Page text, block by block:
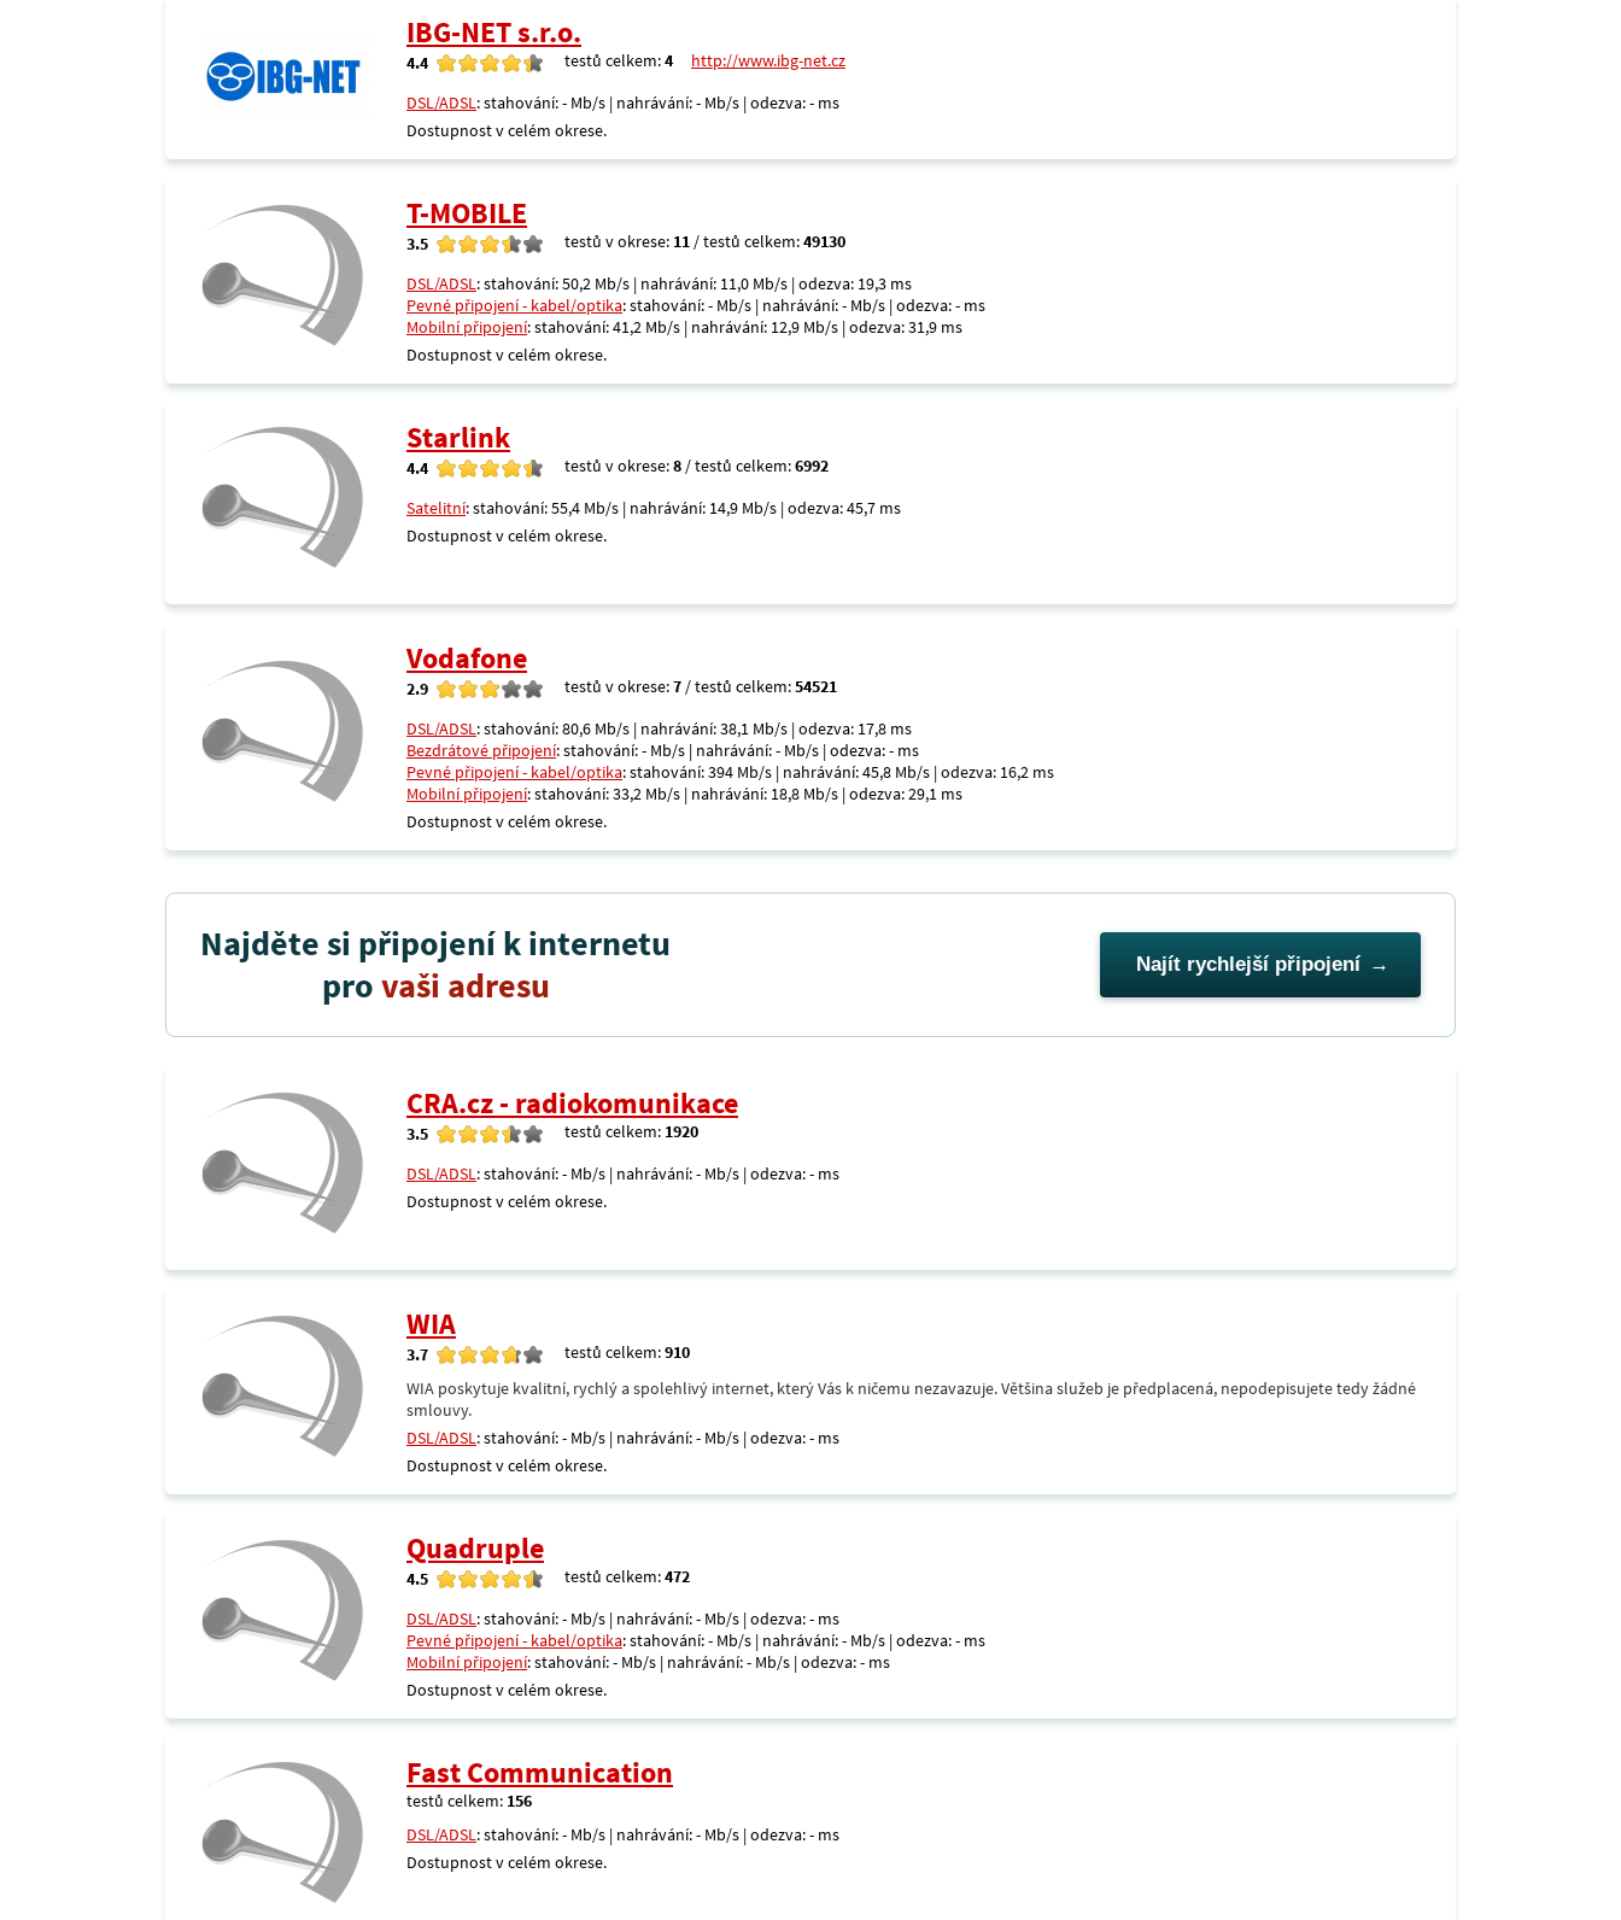
IBG-NET s.r.o.
4.4 testů celkem:4
http://www.ibg-net.cz
DSL/ADSL: stahování: - Mb/s | nahrávání: - Mb/s | odezva: - ms
Dostupnost v celém okrese.
T-MOBILE
3.5 testů v okrese: 11 / testů celkem:49130
DSL/ADSL: stahování: 50,2 Mb/s | nahrávání: 11,0 Mb/s | odezva: 19,3 ms
Pevné připojení - kabel/optika: stahování: - Mb/s | nahrávání: - Mb/s | odezva: - ms
Mobilní připojení: stahování: 41,2 Mb/s | nahrávání: 12,9 Mb/s | odezva: 31,9 ms
Dostupnost v celém okrese.
Starlink
4.4 testů v okrese:8 / testů celkem:6992
Satelitní: stahování: 55,4 Mb/s | nahrávání: 14,9 Mb/s | odezva: 45,7 ms
Dostupnost v celém okrese.
Vodafone
2.9 testů v okrese:7 / testů celkem:54521
DSL/ADSL: stahování: 80,6 Mb/s | nahrávání: 38,1 Mb/s | odezva: 17,8 ms
Bezdrátové připojení: stahování: - Mb/s | nahrávání: - Mb/s | odezva: - ms
Pevné připojení - kabel/optika: stahování: 394 Mb/s | nahrávání: 45,8 Mb/s | odezva: 16,2 ms
Mobilní připojení: stahování: 33,2 Mb/s | nahrávání: 18,8 Mb/s | odezva: 29,1 ms
Dostupnost v celém okrese.
Najděte si připojení k internetu
provaši adresu Najít rychlejší připojení
CRA.cz - radiokomunikace
3.5 testů celkem: 1920
DSL/ADSL: stahování: - Mb/s | nahrávání: - Mb/s | odezva: - ms
Dostupnost v celém okrese.
WIA
3.7 testů celkem:910
WIA poskytuje kvalitní, rychlý a spolehlivý internet, který Vás k ničemu nezavazuje. Většina služeb je předplacená, nepodepisujete tedy žádné
smlouvy.
DSL/ADSL: stahování: - Mb/s | nahrávání: - Mb/s | odezva: - ms
Dostupnost v celém okrese.
Quadruple
4.5 testů celkem:472
DSL/ADSL: stahování: - Mb/s | nahrávání: - Mb/s | odezva: - ms
Pevné připojení - kabel/optika: stahování: - Mb/s | nahrávání: - Mb/s | odezva: - ms
Mobilní připojení: stahování: - Mb/s | nahrávání: - Mb/s | odezva: - ms
Dostupnost v celém okrese.
Fast Communication
testů celkem: 156
DSL/ADSL: stahování: - Mb/s | nahrávání: - Mb/s | odezva: - ms
Dostupnost v celém okrese.